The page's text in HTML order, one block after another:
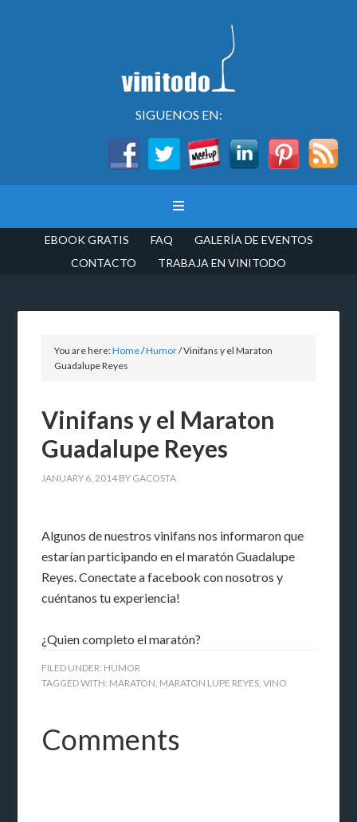
SIGUENOS EN:
EBOOK GRATIS FAQ
GALERÍA DE EVENTOS
CONTACTO
TRABAJA EN VINITODO
You are here:Home/Humor/Vinifans y el Maraton
Guadalupe Reyes
Vinifans y el Maraton
Guadalupe Reyes
JANUARY 6, 2014 BY GACOSTA
Algunos de nuestros vinifans nos informaron que
estarían participando en el maratón Guadalupe
Reyes. Conectate a facebook con nosotros y
cuéntanos tu experiencia!
¿Quien completo el maratón?
FILED UNDER: HUMOR
TAGGED WITH: MARATON, MARATON LUPE REYES,VINO
Comments